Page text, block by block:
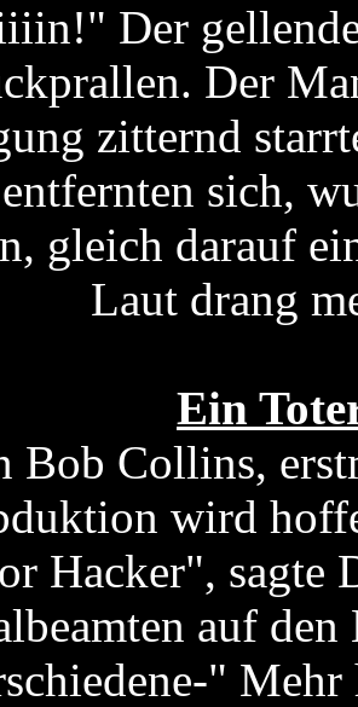
Der
Der
zitternd
sich,
gleich darauf
Laut drang
Ein
Bob Collins,
wird
Hacker", sagte
auf
"